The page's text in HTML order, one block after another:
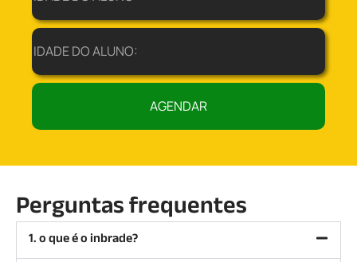
AGENDAR
Perguntas frequentes
1. o que é o inbrade?